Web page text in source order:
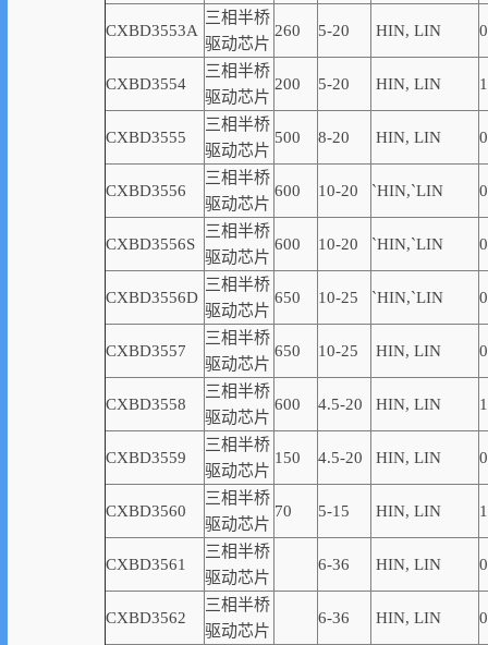
CXBD3553A
三相半桥
驱动芯片
260 5-20 HIN, LIN
CXBD3554
三相半桥
驱动芯片
200 5-20 HIN, LIN
CXBD3555
三相半桥
驱动芯片
500 8-20 HIN, LIN
CXBD3556
三相半桥
驱动芯片
600 10-20 `HIN,`LIN
CXBD3556S
三相半桥
驱动芯片
600 10-20 `HIN,`LIN
CXBD3556D
三相半桥
驱动芯片
650 10-25 `HIN,`LIN
CXBD3557
三相半桥
驱动芯片
650 10-25 HIN, LIN
CXBD3558
三相半桥
驱动芯片
600 4.5-20 HIN, LIN
CXBD3559
三相半桥
驱动芯片
150 4.5-20 HIN, LIN 0
CXBD3560
三相半桥
驱动芯片
70 5-15 HIN, LIN
CXBD3561
三相半桥
驱动芯片
6-36 HIN, LIN
CXBD3562
三相半桥
驱动芯片
6-36 HIN, LIN